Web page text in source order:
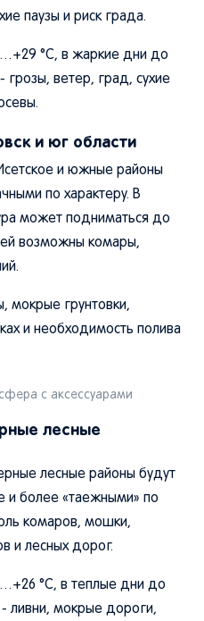
паузы и риск града.
°C, в жаркие дни до
грозы, ветер, град, сухие
и юг области
и южные районы
по характеру. В
может подниматься до
возможны комары,
мокрые грунтовки,
и необходимость полива
с аксессуарами
лесные
лесные районы будут
и более «таежными» по
комаров, мошки,
и лесных дорог.
°C, в теплые дни до
ливни, мокрые дороги,